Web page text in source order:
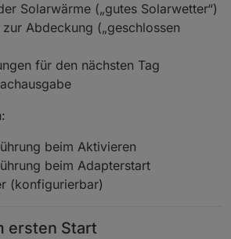
Solarwärme („gutes Solarwetter“)
Abdeckung („geschlossen
für den nächsten Tag
beim Aktivieren
beim Adapterstart
(konfigurierbar)
ersten Start